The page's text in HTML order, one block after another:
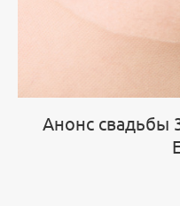
Анонс свадьбы